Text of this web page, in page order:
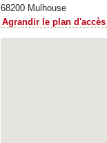
68200 Mulhouse
Agrandir le plan d'accès